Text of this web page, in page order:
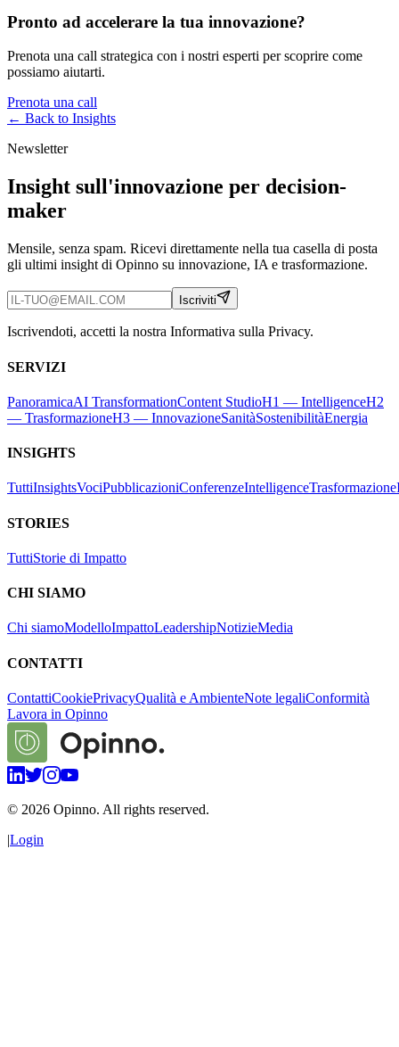
Pronto ad accelerare la tua innovazione?
Prenota una call strategica con i nostri esperti per scoprire come
possiamo aiutarti.
Prenota una call
← Back to Insights
Newsletter
Insight sull'innovazione per decision-
maker
Mensile, senza spam. Ricevi direttamente nella tua casella di posta
gli ultimi insight di Opinno su innovazione, IA e trasformazione.
Iscriviti
Iscrivendoti, accetti la nostra Informativa sulla Privacy.
SERVIZI
PanoramicaAI TransformationContent StudioH1 — IntelligenceH2
— TrasformazioneH3 — InnovazioneSanitàSostenibilitàEnergia
INSIGHTS
TuttiInsightsVociPubblicazioniConferenzeIntelligenceTrasformazione
STORIES
TuttiStorie di Impatto
CHI SIAMO
Chi siamoModelloImpattoLeadershipNotizieMedia
CONTATTI
ContattiCookiePrivacyQualità e AmbienteNote legaliConformità
Lavora in Opinno
© 2026 Opinno. All rights reserved.
|Login